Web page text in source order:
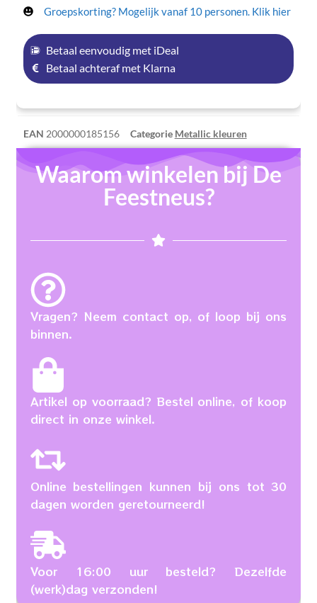
Groepskorting? Mogelijk vanaf 10 personen. Klik hier
Betaal eenvoudig met iDeal
Betaal achteraf met Klarna
EAN 2000000185156 Categorie Metallic kleuren
Waarom winkelen bij De
Feestneus?
Vragen? Neem contact op, of loop bij ons
binnen.
Artikel op voorraad? Bestel online, of koop
direct in onze winkel.
Online bestellingen kunnen bij ons tot 30
dagen worden geretourneerd!
Voor 16:00 uur besteld? Dezelfde
(werk)dag verzonden!